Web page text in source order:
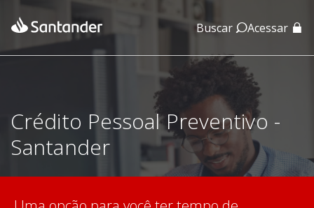
App Santander
App Santander Empresas
Buscar Acessar
Crédito Pessoal Preventivo -
Santander